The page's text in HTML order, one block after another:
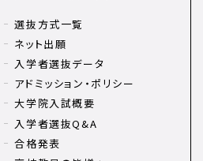
選抜方式一覧
ネット出願
入学者選抜データ
アドミッション・ポリシー
大学院入試概要
入学者選抜Q&A
合格発表